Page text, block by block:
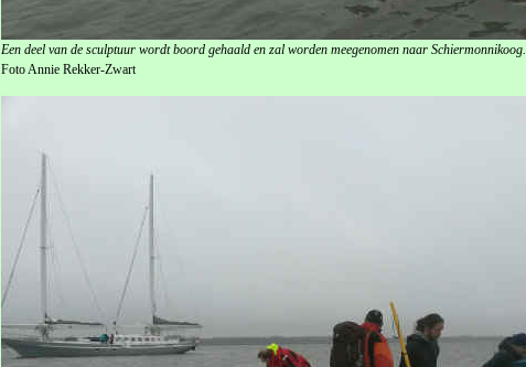
Een deel van de sculptuur wordt boord gehaald en zal worden meegenomen naar Schiermonnikoog.
Foto Annie Rekker-Zwart